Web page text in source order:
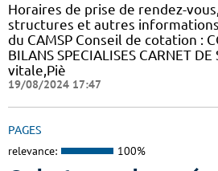
Horaires de prise de rendez-
structures et autres
du CAMSP Conseil de cotation :
BILANS SPECIALISES CARNET
vitale,Piè
19/08/2024 17:47
PAGES
relevance: 100%